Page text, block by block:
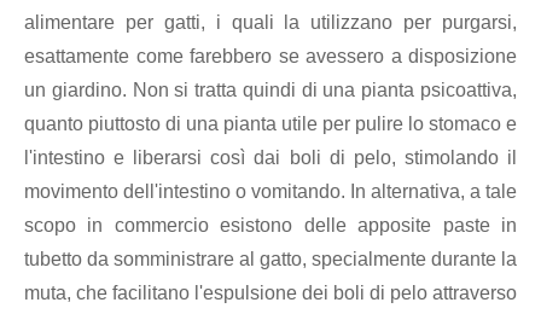
alimentare per gatti, i quali la utilizzano per purgarsi,
esattamente come farebbero se avessero a disposizione
un giardino. Non si tratta quindi di una pianta psicoattiva,
quanto piuttosto di una pianta utile per pulire lo stomaco e
l'intestino e liberarsi così dai boli di pelo, stimolando il
movimento dell'intestino o vomitando. In alternativa, a tale
scopo in commercio esistono delle apposite paste in
tubetto da somministrare al gatto, specialmente durante la
muta, che facilitano l'espulsione dei boli di pelo attraverso